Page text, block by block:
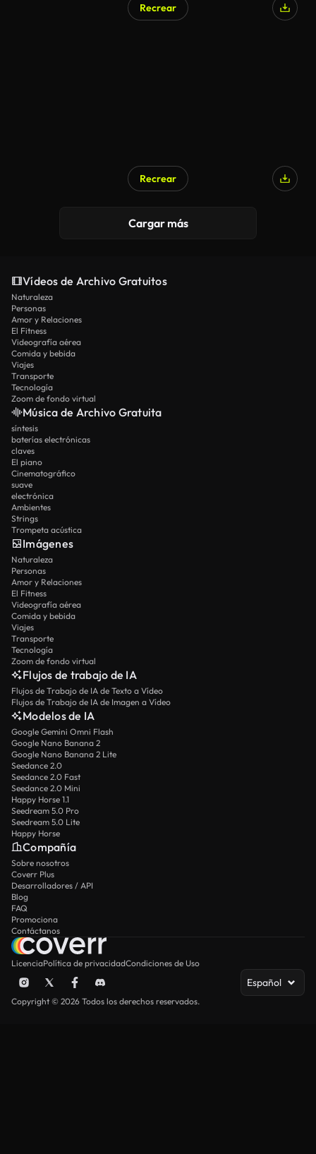
Recrear
Recrear
Cargar más
Vídeos de Archivo Gratuitos
Naturaleza
Personas
Amor y Relaciones
El Fitness
Videografía aérea
Comida y bebida
Viajes
Transporte
Tecnología
Zoom de fondo virtual
Música de Archivo Gratuita
síntesis
baterías electrónicas
claves
El piano
Cinematográfico
suave
electrónica
Ambientes
Strings
Trompeta acústica
Imágenes
Naturaleza
Personas
Amor y Relaciones
El Fitness
Videografía aérea
Comida y bebida
Viajes
Transporte
Tecnología
Zoom de fondo virtual
Flujos de trabajo de IA
Flujos de Trabajo de IA de Texto a Vídeo
Flujos de Trabajo de IA de Imagen a Vídeo
Modelos de IA
Google Gemini Omni Flash
Google Nano Banana 2
Google Nano Banana 2 Lite
Seedance 2.0
Seedance 2.0 Fast
Seedance 2.0 Mini
Happy Horse 1.1
Seedream 5.0 Pro
Seedream 5.0 Lite
Happy Horse
Compañía
Sobre nosotros
Coverr Plus
Desarrolladores / API
Blog
FAQ
Promociona
Contáctanos
LicenciaPolítica de privacidadCondiciones de Uso
Español
Copyright © 2026 Todos los derechos reservados.